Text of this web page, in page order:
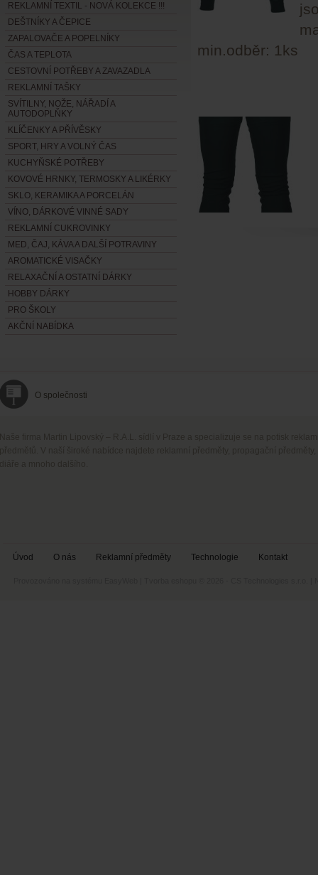
REKLAMNÍ TEXTIL - NOVÁ KOLEKCE !!!
DEŠTNÍKY A ČEPICE
ZAPALOVAČE A POPELNÍKY
ČAS A TEPLOTA
CESTOVNÍ POTŘEBY A ZAVAZADLA
REKLAMNÍ TAŠKY
SVÍTILNY, NOŽE, NÁŘADÍ A
AUTODOPLŇKY
KLÍČENKY A PŘÍVĚSKY
SPORT, HRY A VOLNÝ ČAS
KUCHYŇSKÉ POTŘEBY
KOVOVÉ HRNKY, TERMOSKY A LIKÉRKY
SKLO, KERAMIKA A PORCELÁN
VÍNO, DÁRKOVÉ VINNÉ SADY
REKLAMNÍ CUKROVINKY
MED, ČAJ, KÁVA A DALŠÍ POTRAVINY
AROMATICKÉ VISAČKY
RELAXAČNÍ A OSTATNÍ DÁRKY
HOBBY DÁRKY
PRO ŠKOLY
AKČNÍ NABÍDKA
min.odběr: 1ks
O společnosti
Úvod O nás Reklamní předměty Technologie Kontakt